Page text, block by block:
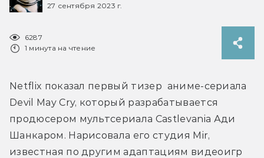
27 сентября 2023 г.
6287
1 минута на чтение
Netflix показал первый тизер  аниме-сериала
Devil May Cry, который разрабатывается
продюсером мультсериала Castlevania Ади
Шанкаром. Нарисовала его студия Mir,
известная по другим адаптациям видеоигр